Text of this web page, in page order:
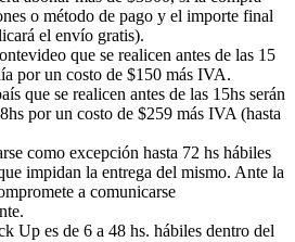
o método de pago y el importe final
el envío gratis).
que se realicen antes de las 15
por un costo de $150 más IVA.
que se realicen antes de las 15hs serán
por un costo de $259 más IVA (hasta
como excepción hasta 72 hs hábiles
impidan la entrega del mismo. Ante la
a comunicarse
Up es de 6 a 48 hs. hábiles dentro del